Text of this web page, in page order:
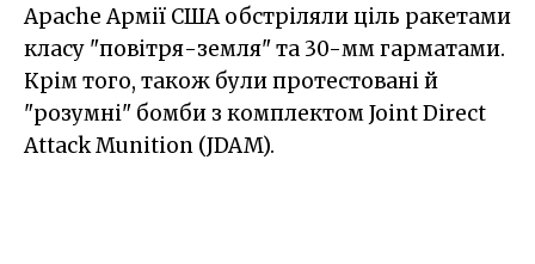
Apache Армії США обстріляли ціль ракетами
класу "повітря-земля" та 30-мм гарматами.
Крім того, також були протестовані й
"розумні" бомби з комплектом Joint Direct
Attack Munition (JDAM).